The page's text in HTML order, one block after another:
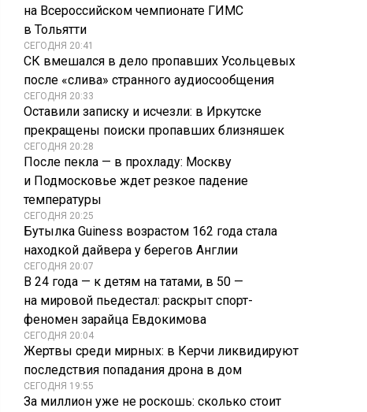
Старые машины
под прицелом:
водителям готовят
неожиданные
штрафы
Рак побеждён?
Громкие новости от
учёных
на Всероссийском чемпионате ГИМС
в Тольятти
СЕГОДНЯ 20:41
СК вмешался в дело пропавших Усольцевых
после «слива» странного аудиосообщения
СЕГОДНЯ 20:33
Оставили записку и исчезли: в Иркутске
прекращены поиски пропавших близняшек
СЕГОДНЯ 20:28
После пекла — в прохладу: Москву
и Подмосковье ждет резкое падение
температуры
СЕГОДНЯ 20:25
Бутылка Guiness возрастом 162 года стала
находкой дайвера у берегов Англии
СЕГОДНЯ 20:07
В 24 года — к детям на татами, в 50 —
на мировой пьедестал: раскрыт спорт-
феномен зарайца Евдокимова
СЕГОДНЯ 20:04
Жертвы среди мирных: в Керчи ликвидируют
последствия попадания дрона в дом
СЕГОДНЯ 19:55
За миллион уже не роскошь: сколько стоит